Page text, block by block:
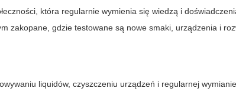
która regularnie wymienia się wiedzą i
zakopane , gdzie testowane są nowe smaki, urządzenia i
liquidów, czyszczeniu urządzeń i regularnej